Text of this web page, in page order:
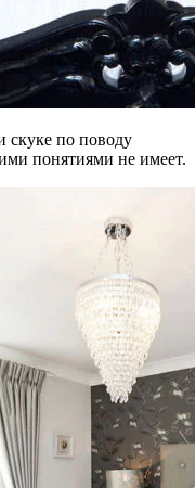
скуке по поводу
понятиями не имеет.